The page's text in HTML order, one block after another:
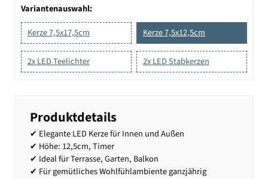
Variantenauswahl:
Kerze 7,5x17,5cm
Kerze 7,5x12,5cm
2x LED Teelichter 2x LED Stabkerzen
Produktdetails
✔ Elegante LED Kerze für Innen und Außen
✔ Höhe: 12,5cm, Timer
✔ Ideal für Terrasse, Garten, Balkon
✔ Für gemütliches Wohlfühlambiente ganzjährig